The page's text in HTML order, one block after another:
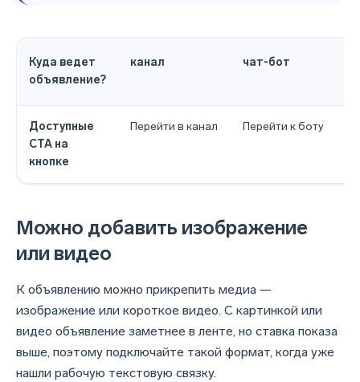
Куда ведет
объявление?
канал чат-бот
Доступные
CTA на
кнопке
Перейти в канал Перейти к боту
Можно добавить изображение
или видео
К объявлению можно прикрепить медиа —
изображение или короткое видео. С картинкой или
видео объявление заметнее в ленте, но ставка показа
выше, поэтому подключайте такой формат, когда уже
нашли рабочую текстовую связку.